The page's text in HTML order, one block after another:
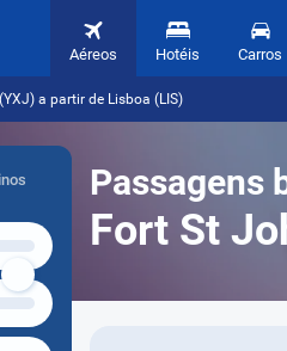
Aéreos Hotéis Carros
a partir de Lisboa (LIS)
Passagens
Fort St